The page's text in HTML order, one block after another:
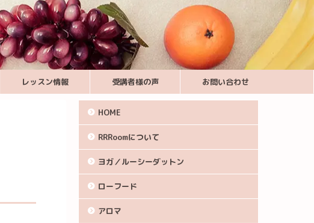
レッスン情報 受講者様の声 お問い合わせ
HOME
RRRoomについて
ヨガ／ルーシーダットン
ローフード
アロマ